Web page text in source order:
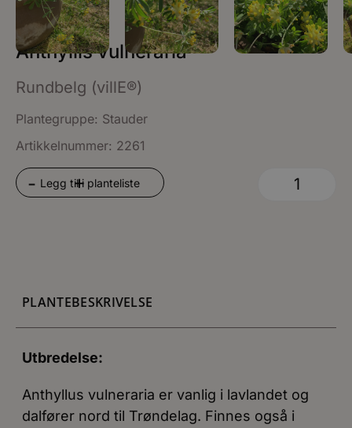
Anthyllis vulneraria
Rundbelg (villE®)
Plantegruppe: Stauder
Artikkelnummer: 2261
- +
Legg til i planteliste
PLANTEBESKRIVELSE
Utbredelse:
Anthyllus vulneraria er vanlig i lavlandet og
dalfører nord til Trøndelag. Finnes også i